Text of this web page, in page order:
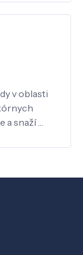
v oblasti
a snaží …